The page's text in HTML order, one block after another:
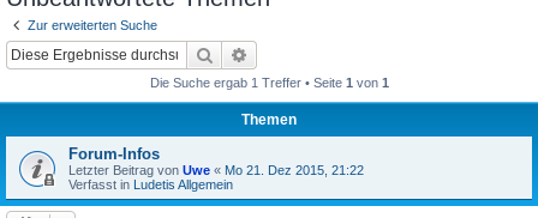
Zur erweiterten Suche
Suche
Die Suche ergab 1 Treffer • Seite 1 von 1
Themen
Forum-Infos
Letzter Beitrag von Uwe « Mo 21. Dez 2015, 21:22
Verfasst in Ludetis Allgemein